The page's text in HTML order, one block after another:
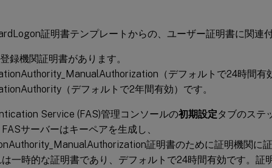
証明書テンプレートからの、ユーザー証明書に関連
録機関証明書があります。
（デフォルトで24時間有
（デフォルトで2年間有効）です。
Service (FAS)管理コンソールの初期設定タブのステ
サーバーはキーペアを生成し、
証明書のために証明機関に
一時的な証明書であり、デフォルトで24時間有効です。証